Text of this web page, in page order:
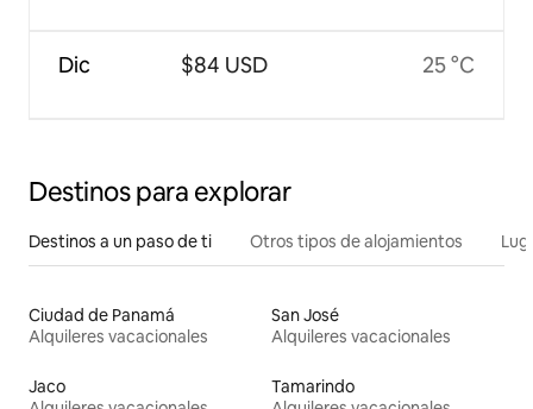
Dic $84 USD 25 °C
Destinos para explorar
Destinos a un paso de ti Otros tipos de alojamientos
Ciudad de Panamá
Alquileres vacacionales
San José
Alquileres vacacionales
Jaco
Tamarindo